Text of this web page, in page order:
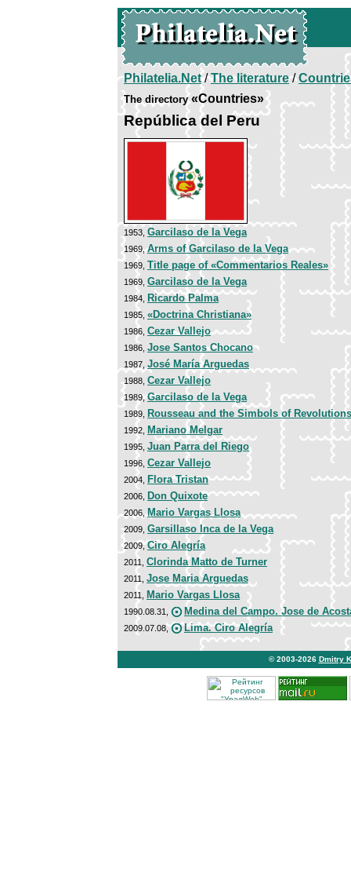
Philatelia.Net/The literature/
The directory«Countries»
República del Peru
1953, Garcilaso de la Vega
1969,Arms of Garcilaso de la Vega
1969, Title page of «Commentarios Reales»
1969, Garcilaso de la Vega
1984, Ricardo Palma
1985, «Doctrina Christiana»
1986, Cezar Vallejo
1986, Jose Santos Chocano
1987, José María Arguedas
1988, Cezar Vallejo
1989,Garcilaso de la Vega
1989, Rousseau and the Simbols of Revolutions
1992, Mariano Melgar
1995, Juan Parra del Riego
1996, Cezar Vallejo
2004, Flora Tristan
2006, Don Quixote
2006,Mario Vargas Llosa
2009, Garsillaso Inca de la Vega
2009,Ciro Alegría
2011, Clorinda Matto de Turner
2011, Jose Maria Arguedas
2011, Mario Vargas Llosa
1990.08.31, Medina del Campo. Jose de
2009.07.08, Lima. Ciro Alegría
© 2003-2026 Dmitry